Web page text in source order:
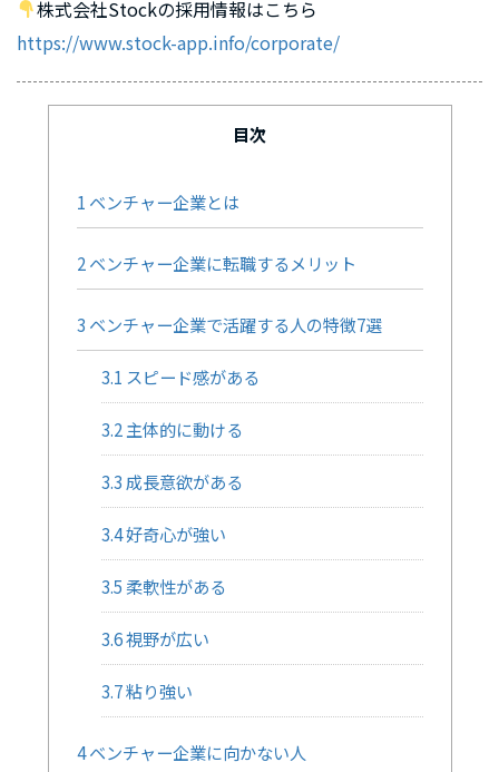
株式会社Stockの採用情報はこちら
https://www.stock-app.info/corporate/
目次
1 ベンチャー企業とは
2ベンチャー企業に転職するメリット
3 ベンチャー企業で活躍する人の特徴7選
3.1 スピード感がある
3.2主体的に動ける
3.3 成長意欲がある
3.4好奇心が強い
3.5柔軟性がある
3.6視野が広い
3.7粘り強い
4ベンチャー企業に向かない人